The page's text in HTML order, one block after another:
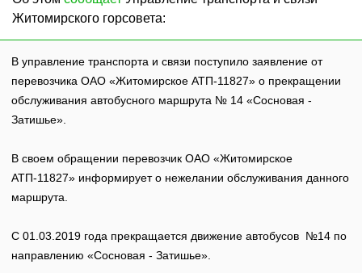
Житомирского горсовета:
В управление транспорта и связи поступило заявление от
перевозчика ОАО «Житомирское АТП-11827» о прекращении
обслуживания автобусного маршрута № 14 «Сосновая -
Затишье».
В своем обращении перевозчик ОАО «Житомирское
АТП-11827» информирует о нежелании обслуживания данного
маршрута.
С 01.03.2019 года прекращается движение автобусов №14 по
направлению «Сосновая - Затишье».